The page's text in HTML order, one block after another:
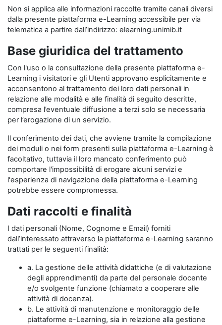
Non si applica alle informazioni raccolte tramite canali diversi
dalla presente piattaforma e-Learning accessibile per via
telematica a partire dall’indirizzo: elearning.unimib.it
Base giuridica del trattamento
Con l'uso o la consultazione della presente piattaforma e-
Learning i visitatori e gli Utenti approvano esplicitamente e
acconsentono al trattamento dei loro dati personali in
relazione alle modalità e alle finalità di seguito descritte,
compresa l’eventuale diffusione a terzi solo se necessaria
per l’erogazione di un servizio.
Il conferimento dei dati, che avviene tramite la compilazione
dei moduli o nei form presenti sulla piattaforma e-Learning è
facoltativo, tuttavia il loro mancato conferimento può
comportare l'impossibilità di erogare alcuni servizi e
l'esperienza di navigazione della piattaforma e-Learning
potrebbe essere compromessa.
Dati raccolti e finalità
I dati personali (Nome, Cognome e Email) forniti
dall’interessato attraverso la piattaforma e-Learning saranno
trattati per le seguenti finalità:
a. La gestione delle attività didattiche (e di valutazione
degli apprendimenti) da parte del personale docente
e/o svolgente funzione (chiamato a cooperare alle
attività di docenza).
b. Le attività di manutenzione e monitoraggio delle
piattaforme e-Learning, sia in relazione alla gestione